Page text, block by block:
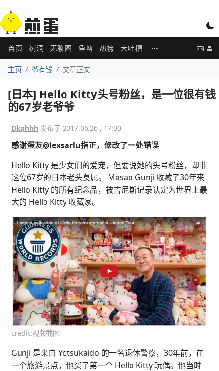
首页 树洞 无聊图 鱼塘 热榜 大吐槽
主页 爷有钱 文章正文
[日本] Hello Kitty头号粉丝，是一位很有钱
的67岁老爷爷
Dkphhh 发布于 2017.06.26 , 17:00
感谢蛋友@lexsarlu指正，修改了一处错误
Hello Kitty 是少女们的爱宠，但要说她的头号粉丝，却非
这位67岁的日本老头莫属。 Masao Gunji 收藏了30年来
Hello Kitty 的所有纪念品，被吉尼斯记录认定为世界上最
大的 Hello Kitty 收藏家。
credit:视频截图
Gunji 是来自 Yotsukaido 的一名退休警察，30年前，在
一个旅游景点，他买了第一个 Hello Kitty 玩偶。他当时